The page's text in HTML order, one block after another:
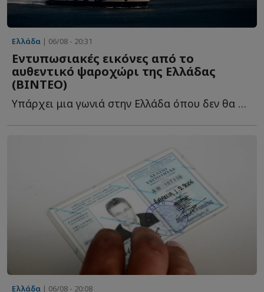
Ελλάδα | 06/08 - 20:31
Εντυπωσιακές εικόνες από το
αυθεντικό ψαροχώρι της Ελλάδας
(ΒΙΝΤΕΟ)
Υπάρχει μια γωνιά στην Ελλάδα όπου δεν θα συναντήσεις π...
Ελλάδα | 06/08 - 20:08